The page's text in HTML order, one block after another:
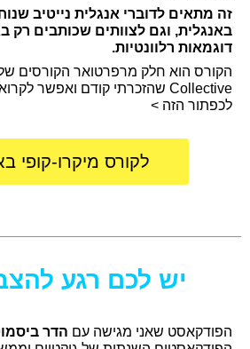
זה מתאים לדוברי אנגלית נייטיב
באנגלית, וגם לצוותים שכותבים רק
דוגמאות רלוונטיות.
הקורס הוא חלק מרפרטואר הקורסים
Collective שהזכרתי קודם ואפשר
לכפתור הזה >
לקורס מיקרו-קופי
יש לכם רגע
הפודקאסט שאני מגישה עם הדר